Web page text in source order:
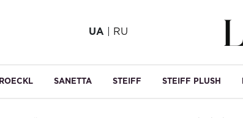
UA RU
ROECKL SANETTA STEIFF STEIFF PLUSH